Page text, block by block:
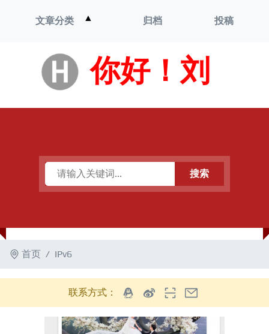
你好！刘
文章分类 ▲
单
归档 投稿
搜索
首页 IPv6
联系方式：